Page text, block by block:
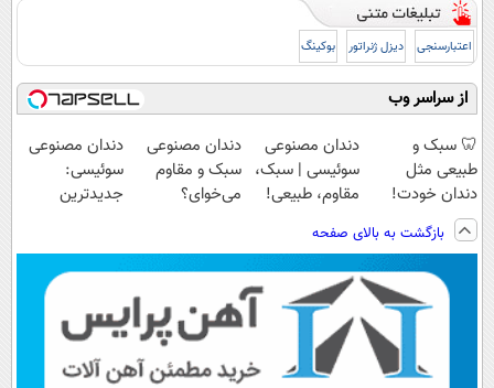
اعتبارسنجی دیزل ژنراتور بوکینگ
از سراسر وب
🦷 سبک و
طبیعی مثل
دندان خودت!
نصب آسان و
پرداخت اقساطی
💳 📍 تهران
دندان مصنوعی
سوئیسی | سبک،
مقاوم، طبیعی!
رایگان+پرداخت
اقساطی😍
دندان مصنوعی
سبک و مقاوم
می‌خوای؟
📍تهران
دندان مصنوعی
سوئیسی:
جدیدترین
پرداخت قسطی
بازگشت به بالای صفحه